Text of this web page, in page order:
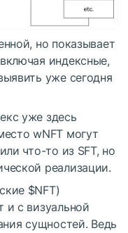
но показывает
индексные,
уже сегодня
уже здесь
wNFT могут
что-то из SFT, но
реализации.
$NFT)
и с визуальной
сущностей. Ведь